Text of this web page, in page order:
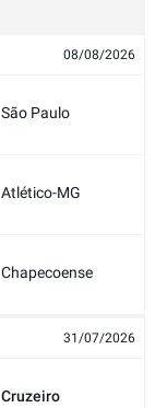
08/08/2026
São Paulo
Atlético-MG
Chapecoense
31/07/2026
Cruzeiro